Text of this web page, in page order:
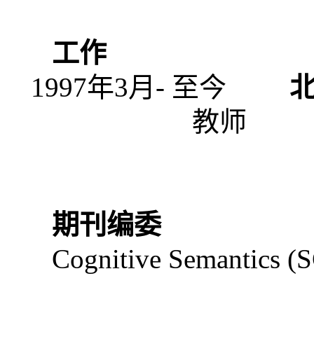
工作
1997年3月 - 至今
教师
期刊编委
Cognitive Semantics